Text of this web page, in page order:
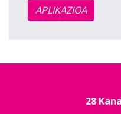
APLIKAZIOA
28